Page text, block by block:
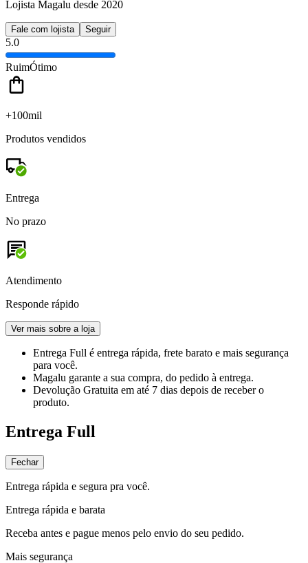
Lojista Magalu desde 2020
Fale com lojista Seguir
5.0
RuimÓtimo
+100mil
Produtos vendidos
Entrega
No prazo
Atendimento
Responde rápido
Ver mais sobre a loja
Entrega Full é entrega rápida, frete barato e mais segurança
para você.
Magalu garante a sua compra, do pedido à entrega.
Devolução Gratuita em até 7 dias depois de receber o
produto.
Entrega Full
Fechar
Entrega rápida e segura pra você.
Entrega rápida e barata
Receba antes e pague menos pelo envio do seu pedido.
Mais segurança